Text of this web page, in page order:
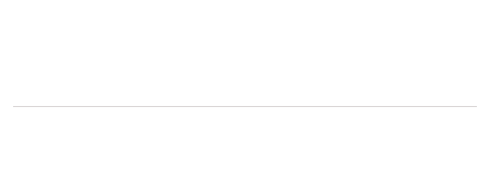
Przewodnik grupy (1 osoba na 15 osobową
zadarmo